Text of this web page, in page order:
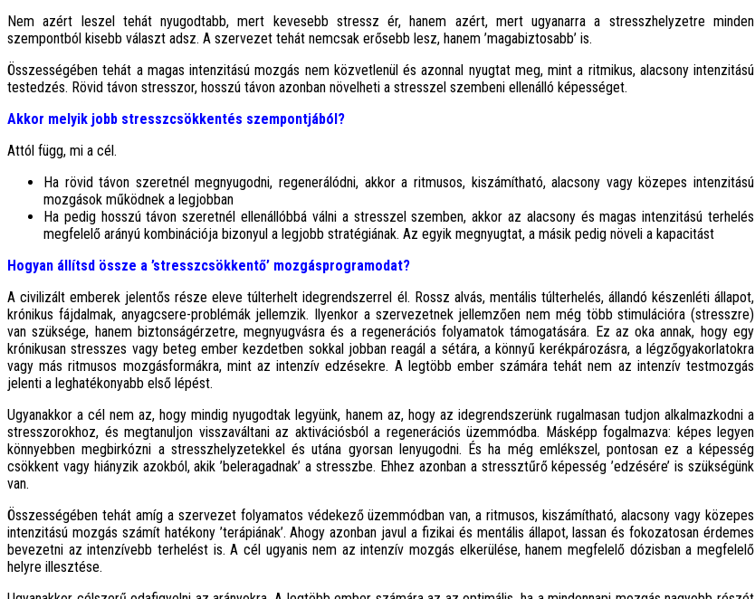
Nem azért leszel tehát nyugodtabb, mert kevesebb stressz ér, hanem azért, mert ugyanarra a stresszhelyzetre minden
szempontból kisebb választ adsz. A szervezet tehát nemcsak erősebb lesz, hanem ’magabiztosabb’ is.
Összességében tehát a magas intenzitású mozgás nem közvetlenül és azonnal nyugtat meg, mint a ritmikus, alacsony intenzitású
testedzés. Rövid távon stresszor, hosszú távon azonban növelheti a stresszel szembeni ellenálló képességet.
Akkor melyik jobb stresszcsökkentés szempontjából?
Attól függ, mi a cél.
Ha rövid távon szeretnél megnyugodni, regenerálódni, akkor a ritmusos, kiszámítható, alacsony vagy közepes intenzitású
mozgások működnek a legjobban
Ha pedig hosszú távon szeretnél ellenállóbbá válni a stresszel szemben, akkor az alacsony és magas intenzitású terhelés
megfelelő arányú kombinációja bizonyul a legjobb stratégiának. Az egyik megnyugtat, a másik pedig növeli a kapacitást
Hogyan állítsd össze a ’stresszcsökkentő’ mozgásprogramodat?
A civilizált emberek jelentős része eleve túlterhelt idegrendszerrel él. Rossz alvás, mentális túlterhelés, állandó készenléti állapot,
krónikus fájdalmak, anyagcsere-problémák jellemzik. Ilyenkor a szervezetnek jellemzően nem még több stimulációra (stresszre)
van szüksége, hanem biztonságérzetre, megnyugvásra és a regenerációs folyamatok támogatására. Ez az oka annak, hogy egy
krónikusan stresszes vagy beteg ember kezdetben sokkal jobban reagál a sétára, a könnyű kerékpározásra, a légzőgyakorlatokra
vagy más ritmusos mozgásformákra, mint az intenzív edzésekre. A legtöbb ember számára tehát nem az intenzív testmozgás
jelenti a leghatékonyabb első lépést.
Ugyanakkor a cél nem az, hogy mindig nyugodtak legyünk, hanem az, hogy az idegrendszerünk rugalmasan tudjon alkalmazkodni a
stresszorokhoz, és megtanuljon visszaváltani az aktivációsból a regenerációs üzemmódba. Másképp fogalmazva: képes legyen
könnyebben megbirkózni a stresszhelyzetekkel és utána gyorsan lenyugodni. És ha még emlékszel, pontosan ez a képesség
csökkent vagy hiányzik azokból, akik ’beleragadnak’ a stresszbe. Ehhez azonban a stressztűrő képesség ’edzésére’ is szükségünk
van.
Összességében tehát amíg a szervezet folyamatos védekező üzemmódban van, a ritmusos, kiszámítható, alacsony vagy közepes
intenzitású mozgás számít hatékony ’terápiának’. Ahogy azonban javul a fizikai és mentális állapot, lassan és fokozatosan érdemes
bevezetni az intenzívebb terhelést is. A cél ugyanis nem az intenzív mozgás elkerülése, hanem megfelelő dózisban a megfelelő
helyre illesztése.